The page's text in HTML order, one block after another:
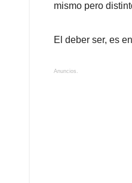
mismo pero
El deber ser, es
Anuncios.